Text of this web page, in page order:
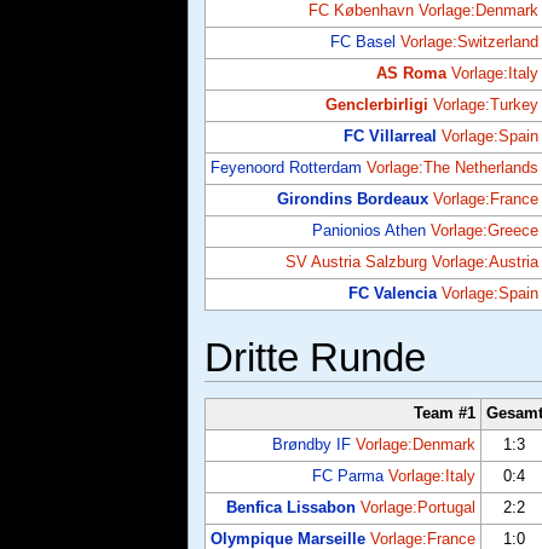
FC København Vorlage:Denmark
FC Basel Vorlage:Switzerland
AS Roma Vorlage:Italy
Genclerbirligi Vorlage:Turkey
FC Villarreal Vorlage:Spain
Feyenoord Rotterdam Vorlage:The Netherlands
Girondins Bordeaux Vorlage:France
Panionios Athen Vorlage:Greece
SV Austria Salzburg Vorlage:Austria
FC Valencia Vorlage:Spain
Dritte Runde
Team #1
Gesamt
Brøndby IF Vorlage:Denmark
1:3
FC Parma Vorlage:Italy
0:4
Benfica Lissabon Vorlage:Portugal
2:2
Olympique Marseille Vorlage:France
1:0